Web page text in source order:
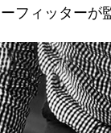
フィッターが